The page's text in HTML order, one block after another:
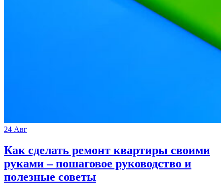
24 Авг
Как сделать ремонт квартиры своими
руками – пошаговое руководство и
полезные советы